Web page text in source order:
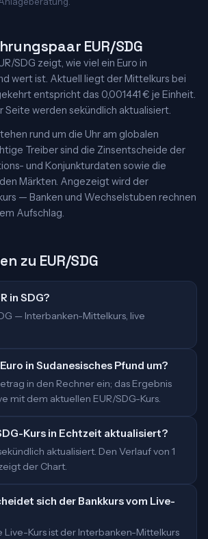
EUR/SDG
SDG zeigt, wie viel ein Euro in
wert ist. Aktuell liegt der Mittelkurs bei
Seite werden sekündlich aktualisiert.
rund um die Uhr am globalen
Treiber sind die Zinsentscheide der
und Konjunkturdaten sowie die
Märkten. Angezeigt wird der
— Banken und Wechselstuben rechnen
Aufschlag.
zu EUR/SDG
in SDG?
— Interbanken-Mittelkurs, live
in Sudanesisches Pfund um?
in den Rechner ein; das Ergebnis
mit dem aktuellen EUR/SDG-Kurs.
Kurs in Echtzeit aktualisiert?
aktualisiert. Den Verlauf von 1
der Chart.
sich der Bankkurs vom Live-
Live-Kurs ist der Interbanken-Mittelkurs